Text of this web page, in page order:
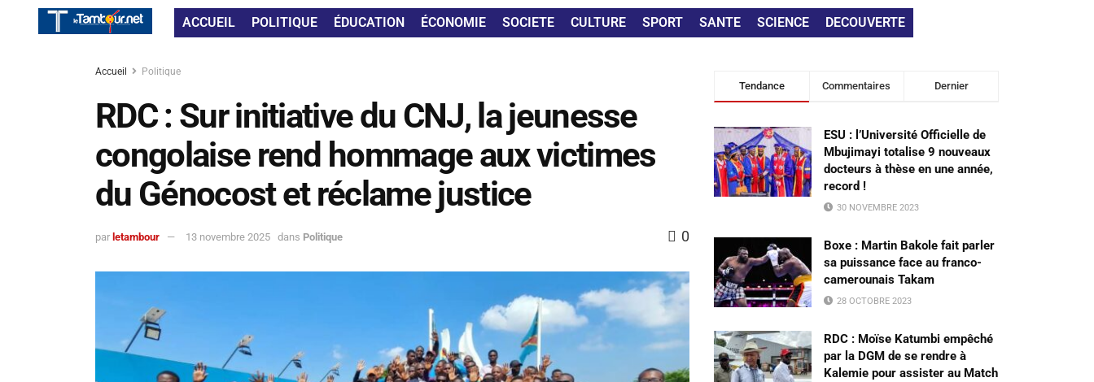
ACCUEIL POLITIQUE ÉDUCATION ÉCONOMIE SOCIETE CULTURE SPORT SANTE SCIENCE DECOUVERTE
Accueil Politique
RDC : Sur initiative du CNJ, la jeunesse
congolaise rend hommage aux victimes
du Génocost et réclame justice
par letambour 13 novembre 2025 dans Politique 0
Tendance Commentaires Dernier
ESU : l’Université Officielle de
Mbujimayi totalise 9 nouveaux
docteurs à thèse en une année,
record !
30 NOVEMBRE 2023
Boxe : Martin Bakole fait parler
sa puissance face au franco-
camerounais Takam
28 OCTOBRE 2023
RDC : Moïse Katumbi empêché
par la DGM de se rendre à
Kalemie pour assister au Match